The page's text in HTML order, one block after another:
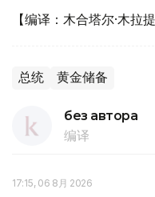
【编译：木合塔尔·木拉提
总统 黄金储备
без автора
编译
17:15, 06 8月 2026